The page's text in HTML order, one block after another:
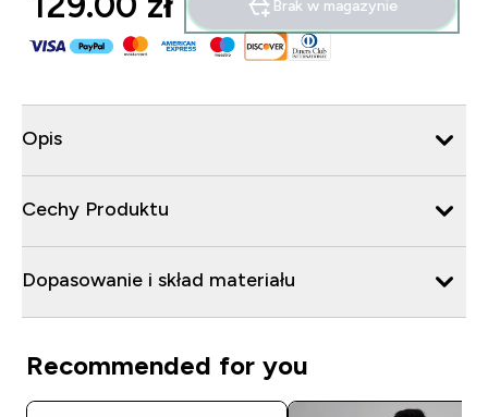
Brak w magazynie
Opis
Cechy Produktu
Dopasowanie i skład materiału
Recommended for you